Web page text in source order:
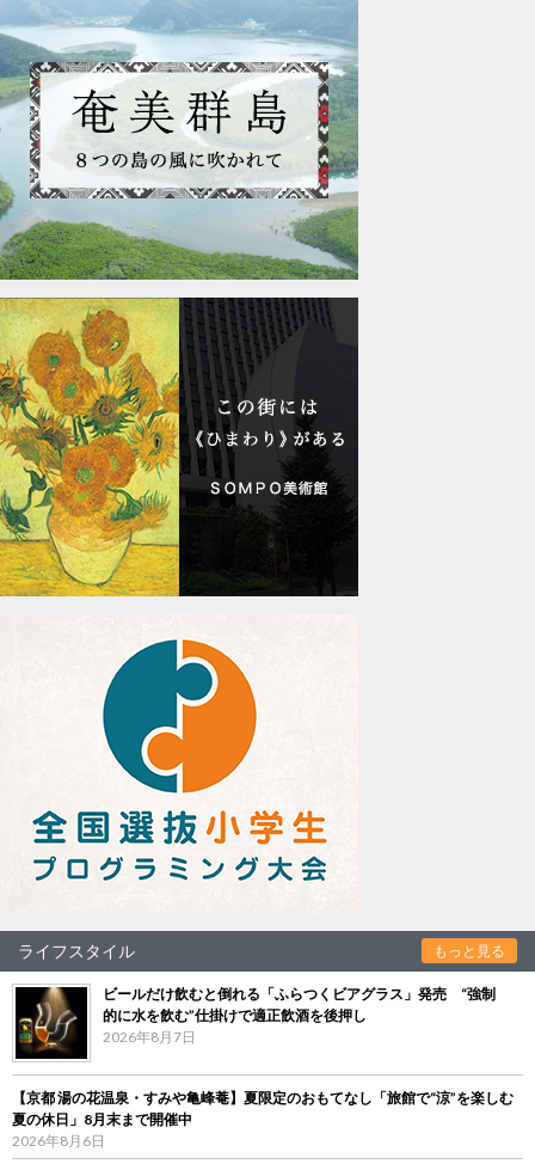
ライフスタイル もっと見る
ビールだけ飲むと倒れる「ふらつくビアグラス」発売 “強制
的に水を飲む”仕掛けで適正飲酒を後押し
2026年8月7日
【京都 湯の花温泉・すみや亀峰菴】夏限定のおもてなし「旅館で“涼”を楽しむ
夏の休日」8月末まで開催中
2026年8月6日